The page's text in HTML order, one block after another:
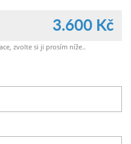
3.600 Kč
zvolte si ji prosím níže..